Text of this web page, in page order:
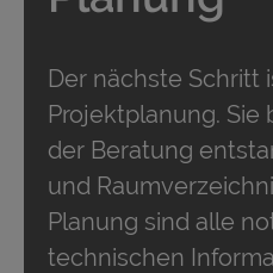
Der nächste Schritt
Projektplanung. Sie
der Beratung
und
Planung sind alle
technischen